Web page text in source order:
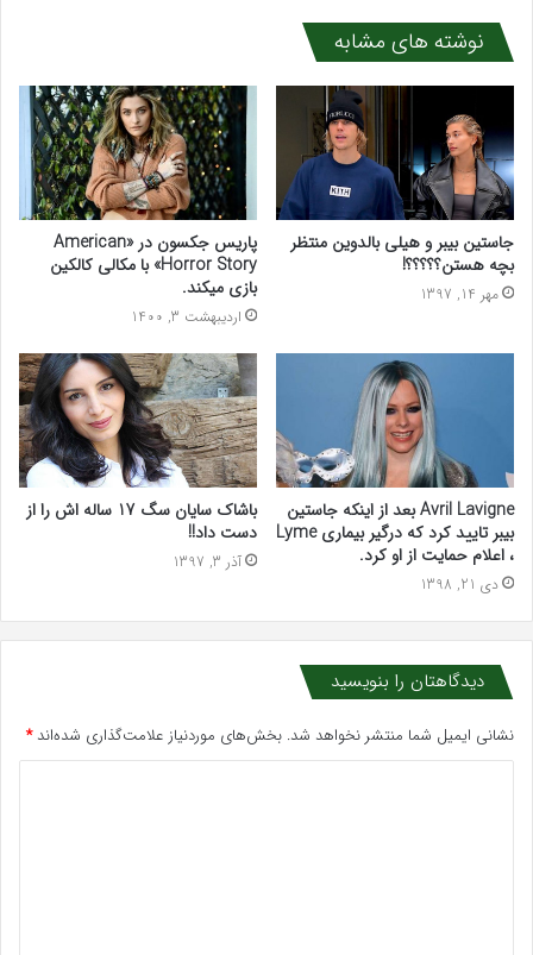
نوشته های مشابه
جاستین بیبر و هیلی بالدوین منتظر
بچه هستن؟؟؟؟؟!
مهر 14, 1397
پاریس جکسون در «American
Horror Story» با مکالی کالکین
بازی میکند.
اردیبهشت 3, 1400
Avril Lavigne بعد از اینکه جاستین
بیبر تایید کرد که درگیر بیماری Lyme
، اعلام حمایت از او کرد.
دی 21, 1398
باشاک سایان سگ 17 ساله اش را از
دست داد!!
آذر 3, 1397
دیدگاهتان را بنویسید
نشانی ایمیل شما منتشر نخواهد شد. بخش‌های موردنیاز علامت‌گذاری شده‌اند*